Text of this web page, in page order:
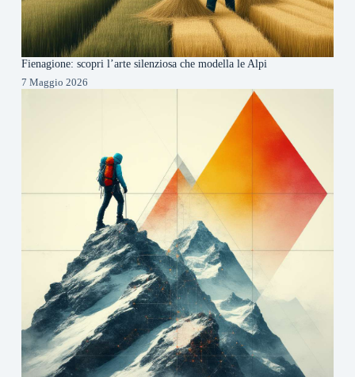
Fienagione: scopri l’arte silenziosa che modella le Alpi
7 Maggio 2026